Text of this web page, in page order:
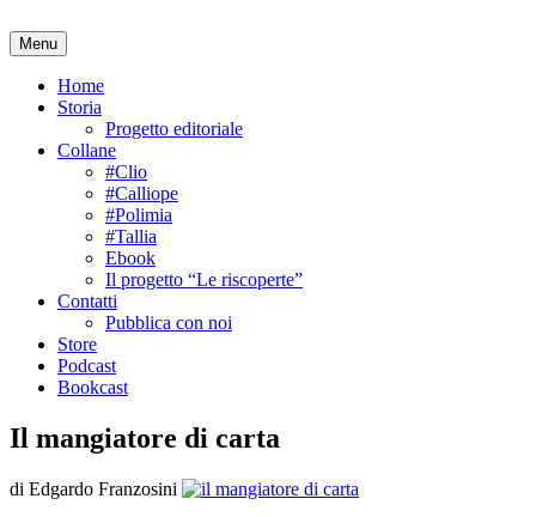
al
contenuto
Menu
Home
Storia
Progetto editoriale
Collane
#Clio
#Calliope
#Polimia
#Tallia
Ebook
Il progetto “Le riscoperte”
Contatti
Pubblica con noi
Store
Podcast
Bookcast
Il mangiatore di carta
di Edgardo Franzosini